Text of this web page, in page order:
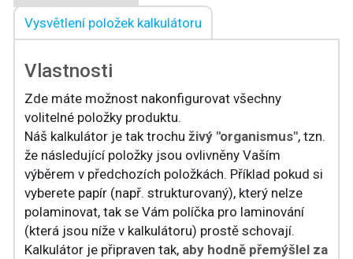
Vysvětlení položek kalkulátoru
Vlastnosti
Zde máte možnost nakonfigurovat všechny
volitelné položky produktu.
Náš kalkulátor je tak trochu živý "organismus", tzn.
že následující položky jsou ovlivněny Vaším
výběrem v předchozích položkách. Příklad pokud si
vyberete papír (např. strukturovaný), který nelze
polaminovat, tak se Vám políčka pro laminování
(která jsou níže v kalkulátoru) prostě schovají.
Kalkulátor je připraven tak, aby hodně přemýšlel za